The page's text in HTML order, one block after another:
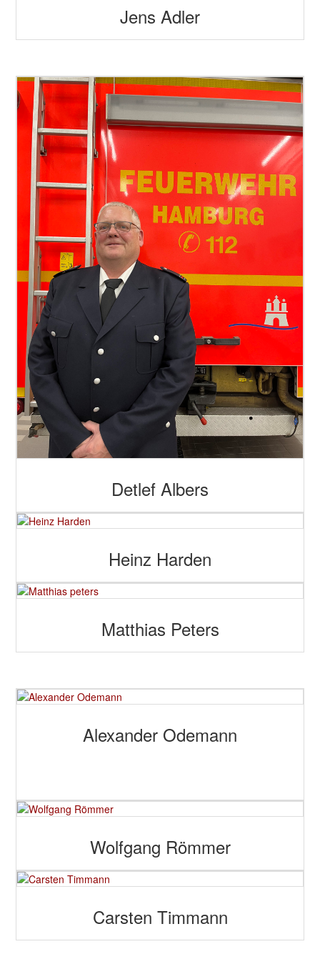
Jens Adler
Detlef Albers
Heinz Harden
Matthias Peters
Alexander Odemann
Wolfgang Römmer
Carsten Timmann